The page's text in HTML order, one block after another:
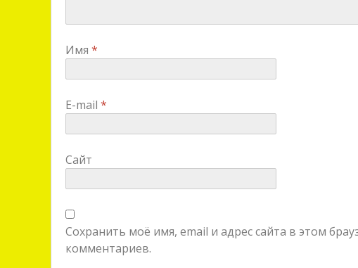
Имя *
E-mail *
Сайт
Сохранить моё имя, email и адрес сайта в этом
комментариев.